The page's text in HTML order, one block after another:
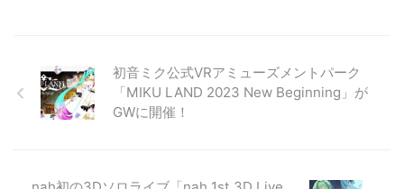
初音ミク公式VRアミューズメントパーク
「MIKU LAND 2023 New Beginning」が
GWに開催！